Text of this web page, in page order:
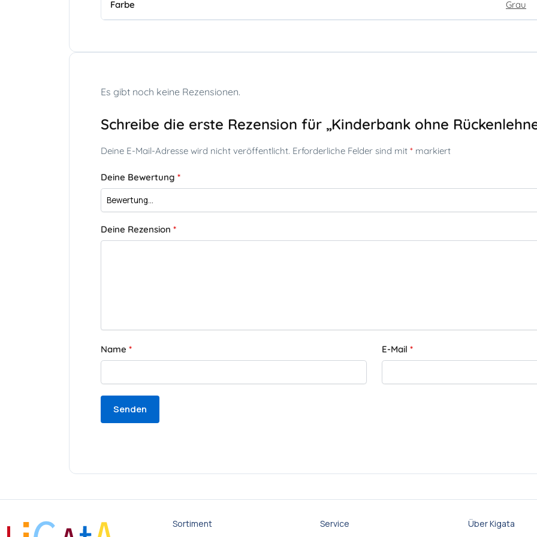
Farbe Grau
Es gibt noch keine Rezensionen.
Schreibe die erste Rezension für „Kinderbank ohne
Deine E-Mail-Adresse wird nicht veröffentlicht. Erforderliche Felder sind mit * markiert
Deine Bewertung *
Deine Rezension *
Name * E-Mail*
Sortiment Service Über Kigata